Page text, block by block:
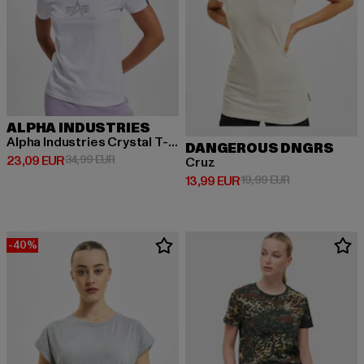
ALPHA INDUSTRIES
Alpha Industries Crystal T-Shirt
23,09 EUR
Derzeitiger Preis: 23,09 EUR
34,99 EURAktionspreis: 34,99 EUR
DANGEROUS DNGRS
Cruz
13,99 EUR
Derzeitiger Preis: 13,99 EUR
19,99 EURAktionspreis:
-40%